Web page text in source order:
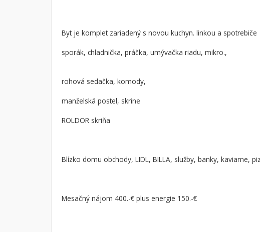
Byt je komplet zariadený s novou kuchyn. linkou a spotrebiče
sporák, chladnička, práčka, umývačka riadu, mikro.,
rohová sedačka, komody,
manželská postel, skrine
ROLDOR skriňa
Blízko domu obchody, LIDL, BILLA, služby, banky, kaviarne,
Mesačný nájom 400.-€ plus energie 150.-€